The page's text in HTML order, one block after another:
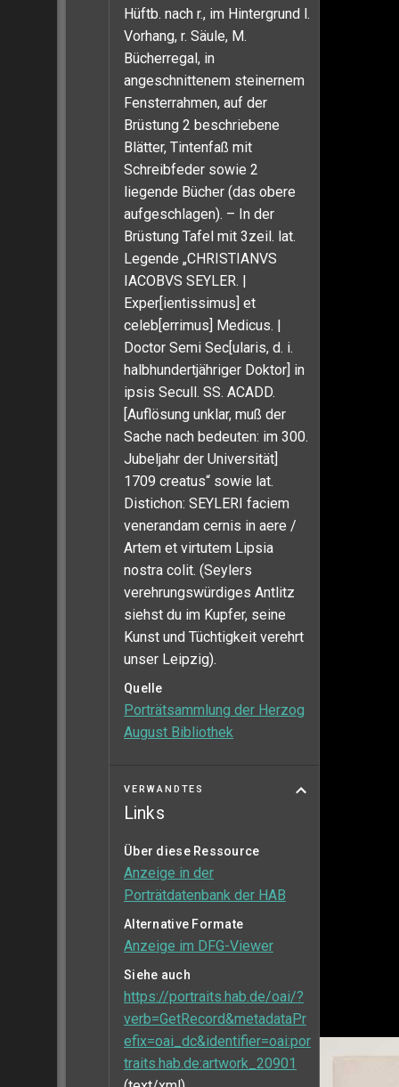
Hüftb. nach r., im Hintergrund l.
Vorhang, r. Säule, M.
Bücherregal, in
angeschnittenem steinernem
Fensterrahmen, auf der
Brüstung 2 beschriebene
Blätter, Tintenfaß mit
Schreibfeder sowie 2
liegende Bücher (das obere
aufgeschlagen). – In der
Brüstung Tafel mit 3zeil. lat.
Legende „CHRISTIANVS
IACOBVS SEYLER. |
Exper[ientissimus] et
celeb[errimus] Medicus. |
Doctor Semi Sec[ularis, d. i.
halbhundertjähriger Doktor] in
ipsis Secull. SS. ACADD.
[Auflösung unklar, muß der
Sache nach bedeuten: im 300.
Jubeljahr der Universität]
1709 creatus“ sowie lat.
Distichon: SEYLERI faciem
venerandam cernis in aere /
Artem et virtutem Lipsia
nostra colit. (Seylers
verehrungswürdiges Antlitz
siehst du im Kupfer, seine
Kunst und Tüchtigkeit verehrt
unser Leipzig).
Quelle
Porträtsammlung der Herzog
August Bibliothek
VERWANDTES
Links
Über diese Ressource
Anzeige in der
Porträtdatenbank der HAB
Alternative Formate
Anzeige im DFG-Viewer
Siehe auch
https://portraits.hab.de/oai/?
verb=GetRecord&metadataPr
efix=oai_dc&identifier=oai:por
traits.hab.de:artwork_20901